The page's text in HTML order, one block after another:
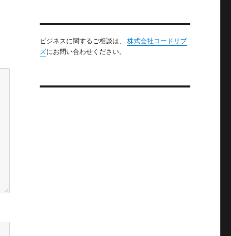
ビジネスに関するご相談は、 株式会社コードリブ
ズにお問い合わせください。